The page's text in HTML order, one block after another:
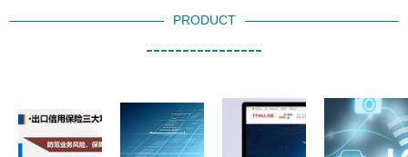
PRODUCT
----------------